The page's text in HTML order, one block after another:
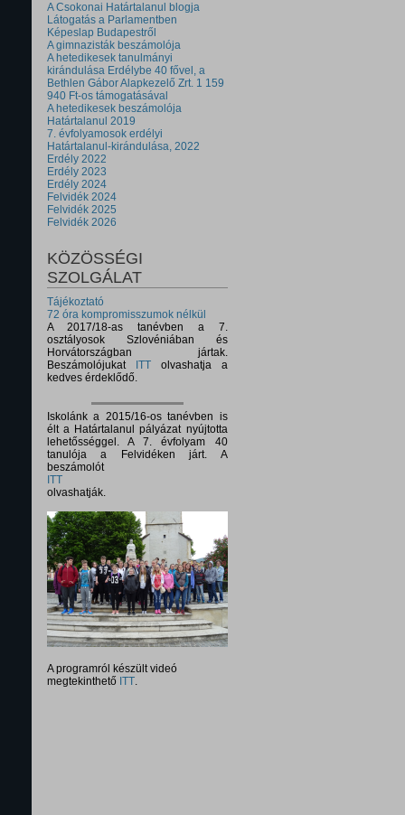
A Csokonai Határtalanul blogja
Látogatás a Parlamentben
Képeslap Budapestről
A gimnazisták beszámolója
A hetedikesek tanulmányi
kirándulása Erdélybe 40 fővel, a
Bethlen Gábor Alapkezelő Zrt. 1 159
940 Ft-os támogatásával
A hetedikesek beszámolója
Határtalanul 2019
7. évfolyamosok erdélyi
Határtalanul-kirándulása, 2022
Erdély 2022
Erdély 2023
Erdély 2024
Felvidék 2024
Felvidék 2025
Felvidék 2026
KÖZÖSSÉGI
SZOLGÁLAT
Tájékoztató
72 óra kompromisszumok nélkül
A 2017/18-as tanévben a 7.
osztályosok Szlovéniában és
Horvátországban jártak.
Beszámolójukat
ITTolvashatja a
kedves érdeklődő.
Iskolánk a 2015/16-os tanévben is
élt a Határtalanul pályázat nyújtotta
lehetősséggel. A 7. évfolyam 40
tanulója a Felvidéken járt. A
beszámolót
ITT
olvashatják.
A programról készült videó
megtekinthető ITT.